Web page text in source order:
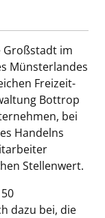
Großstadt im
Münsterlandes
Freizeit-
Bottrop
bei
Handelns
Stellenwert.
dazu bei, die